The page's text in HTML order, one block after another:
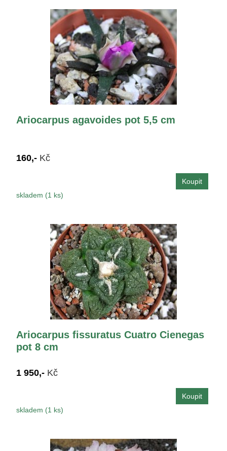
Ariocarpus agavoides pot 5,5 cm
160,- Kč
skladem (1 ks)
Ariocarpus fissuratus Cuatro Cienegas
pot 8 cm
1 950,- Kč
skladem (1 ks)